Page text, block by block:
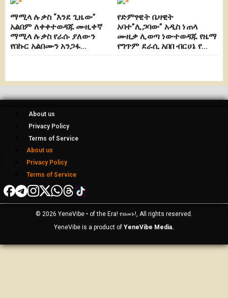
ማሚላ ሉቃስ “እንደ ጊዜው”
አልበም ለቀቀተወዳጁ ሙዚቀኛ
ማሚላ ሉቃስ የራሱ ያለውን
የበኩር አልበሙን አንጋፋ…
የድምፃዊት ቤዛዊት
አባተ”ሊጋባው” አዲስ ነጠላ
ሙዚቃ ሊወጣ ነውተወዳጁ የዜማ
የግጥም ደራሲ አበበ ብርሀኔ የ…
About us
Privacy Policy
Terms of Service
About us
Privacy Policy
Terms of Service
© 2026 YeneVibe • of the Era! የዘመኑ!, All rights reserved.
YeneVibe is a product of YeneVibe Media.